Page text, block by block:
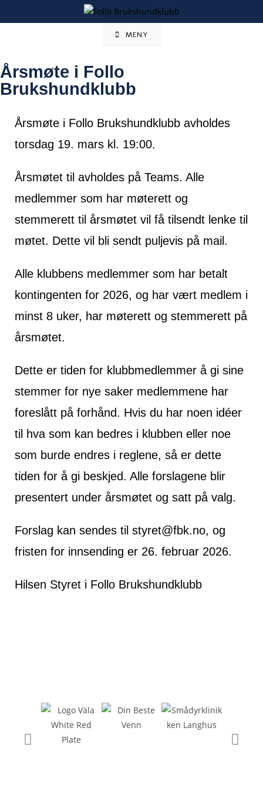
MENY
Årsmøte i Follo
Brukshundklubb
Årsmøte i Follo Brukshundklubb avholdes
torsdag 19. mars kl. 19:00.
Årsmøtet til avholdes på Teams. Alle
medlemmer som har møterett og
stemmerett til årsmøtet vil få tilsendt lenke til
møtet. Dette vil bli sendt puljevis på mail.
Alle klubbens medlemmer som har betalt
kontingenten for 2026, og har vært medlem i
minst 8 uker, har møterett og stemmerett på
årsmøtet.
Dette er tiden for klubbmedlemmer å gi sine
stemmer for nye saker medlemmene har
foreslått på forhånd. Hvis du har noen idéer
til hva som kan bedres i klubben eller noe
som burde endres i reglene, så er dette
tiden for å gi beskjed. Alle forslagene blir
presentert under årsmøtet og satt på valg.
Forslag kan sendes til styret@fbk.no, og
fristen for innsending er 26. februar 2026.
Hilsen Styret i Follo Brukshundklubb